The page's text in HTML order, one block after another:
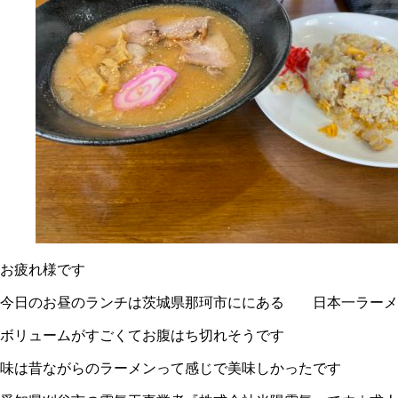
お疲れ様です
今日のお昼のランチは茨城県那珂市ににある 日本一ラー
ボリュームがすごくてお腹はち切れそうです
味は昔ながらのラーメンって感じで美味しかったです